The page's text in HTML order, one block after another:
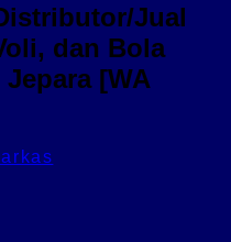
Jual
dan Bola
[WA